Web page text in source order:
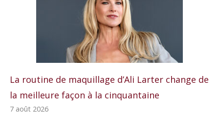
La routine de maquillage d’Ali Larter change de
la meilleure façon à la cinquantaine
7 août 2026